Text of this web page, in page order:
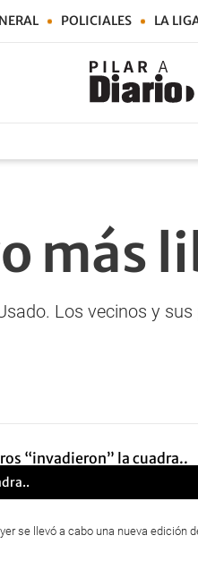
POLICIALES LA
más
Los vecinos y
se llevó a cabo una nueva edición